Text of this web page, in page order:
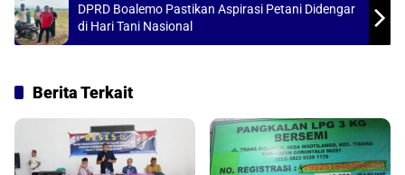
DPRD Boalemo Pastikan Aspirasi Petani Didengar
di Hari Tani Nasional
Berita Terkait